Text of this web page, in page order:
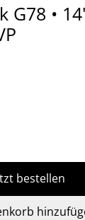
G78 •
bestellen